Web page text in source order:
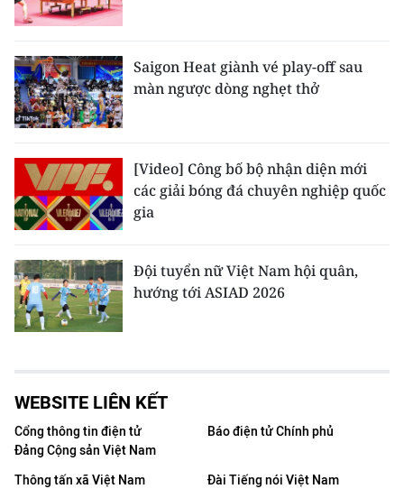
Saigon Heat giành vé play-off sau
màn ngược dòng nghẹt thở
[Video] Công bố bộ nhận diện mới
các giải bóng đá chuyên nghiệp quốc
gia
Đội tuyển nữ Việt Nam hội quân,
hướng tới ASIAD 2026
WEBSITE LIÊN KẾT
Cổng thông tin điện tử
Đảng Cộng sản Việt Nam
Báo điện tử Chính phủ
Thông tấn xã Việt Nam
Đài Tiếng nói Việt Nam